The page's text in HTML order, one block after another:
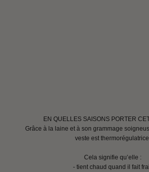
EN QUELLES SAISONS PORTER
Grâce à la laine et à son grammage
veste est thermorégulatrice.
Cela signifie qu’elle :
- tient chaud quand il fait